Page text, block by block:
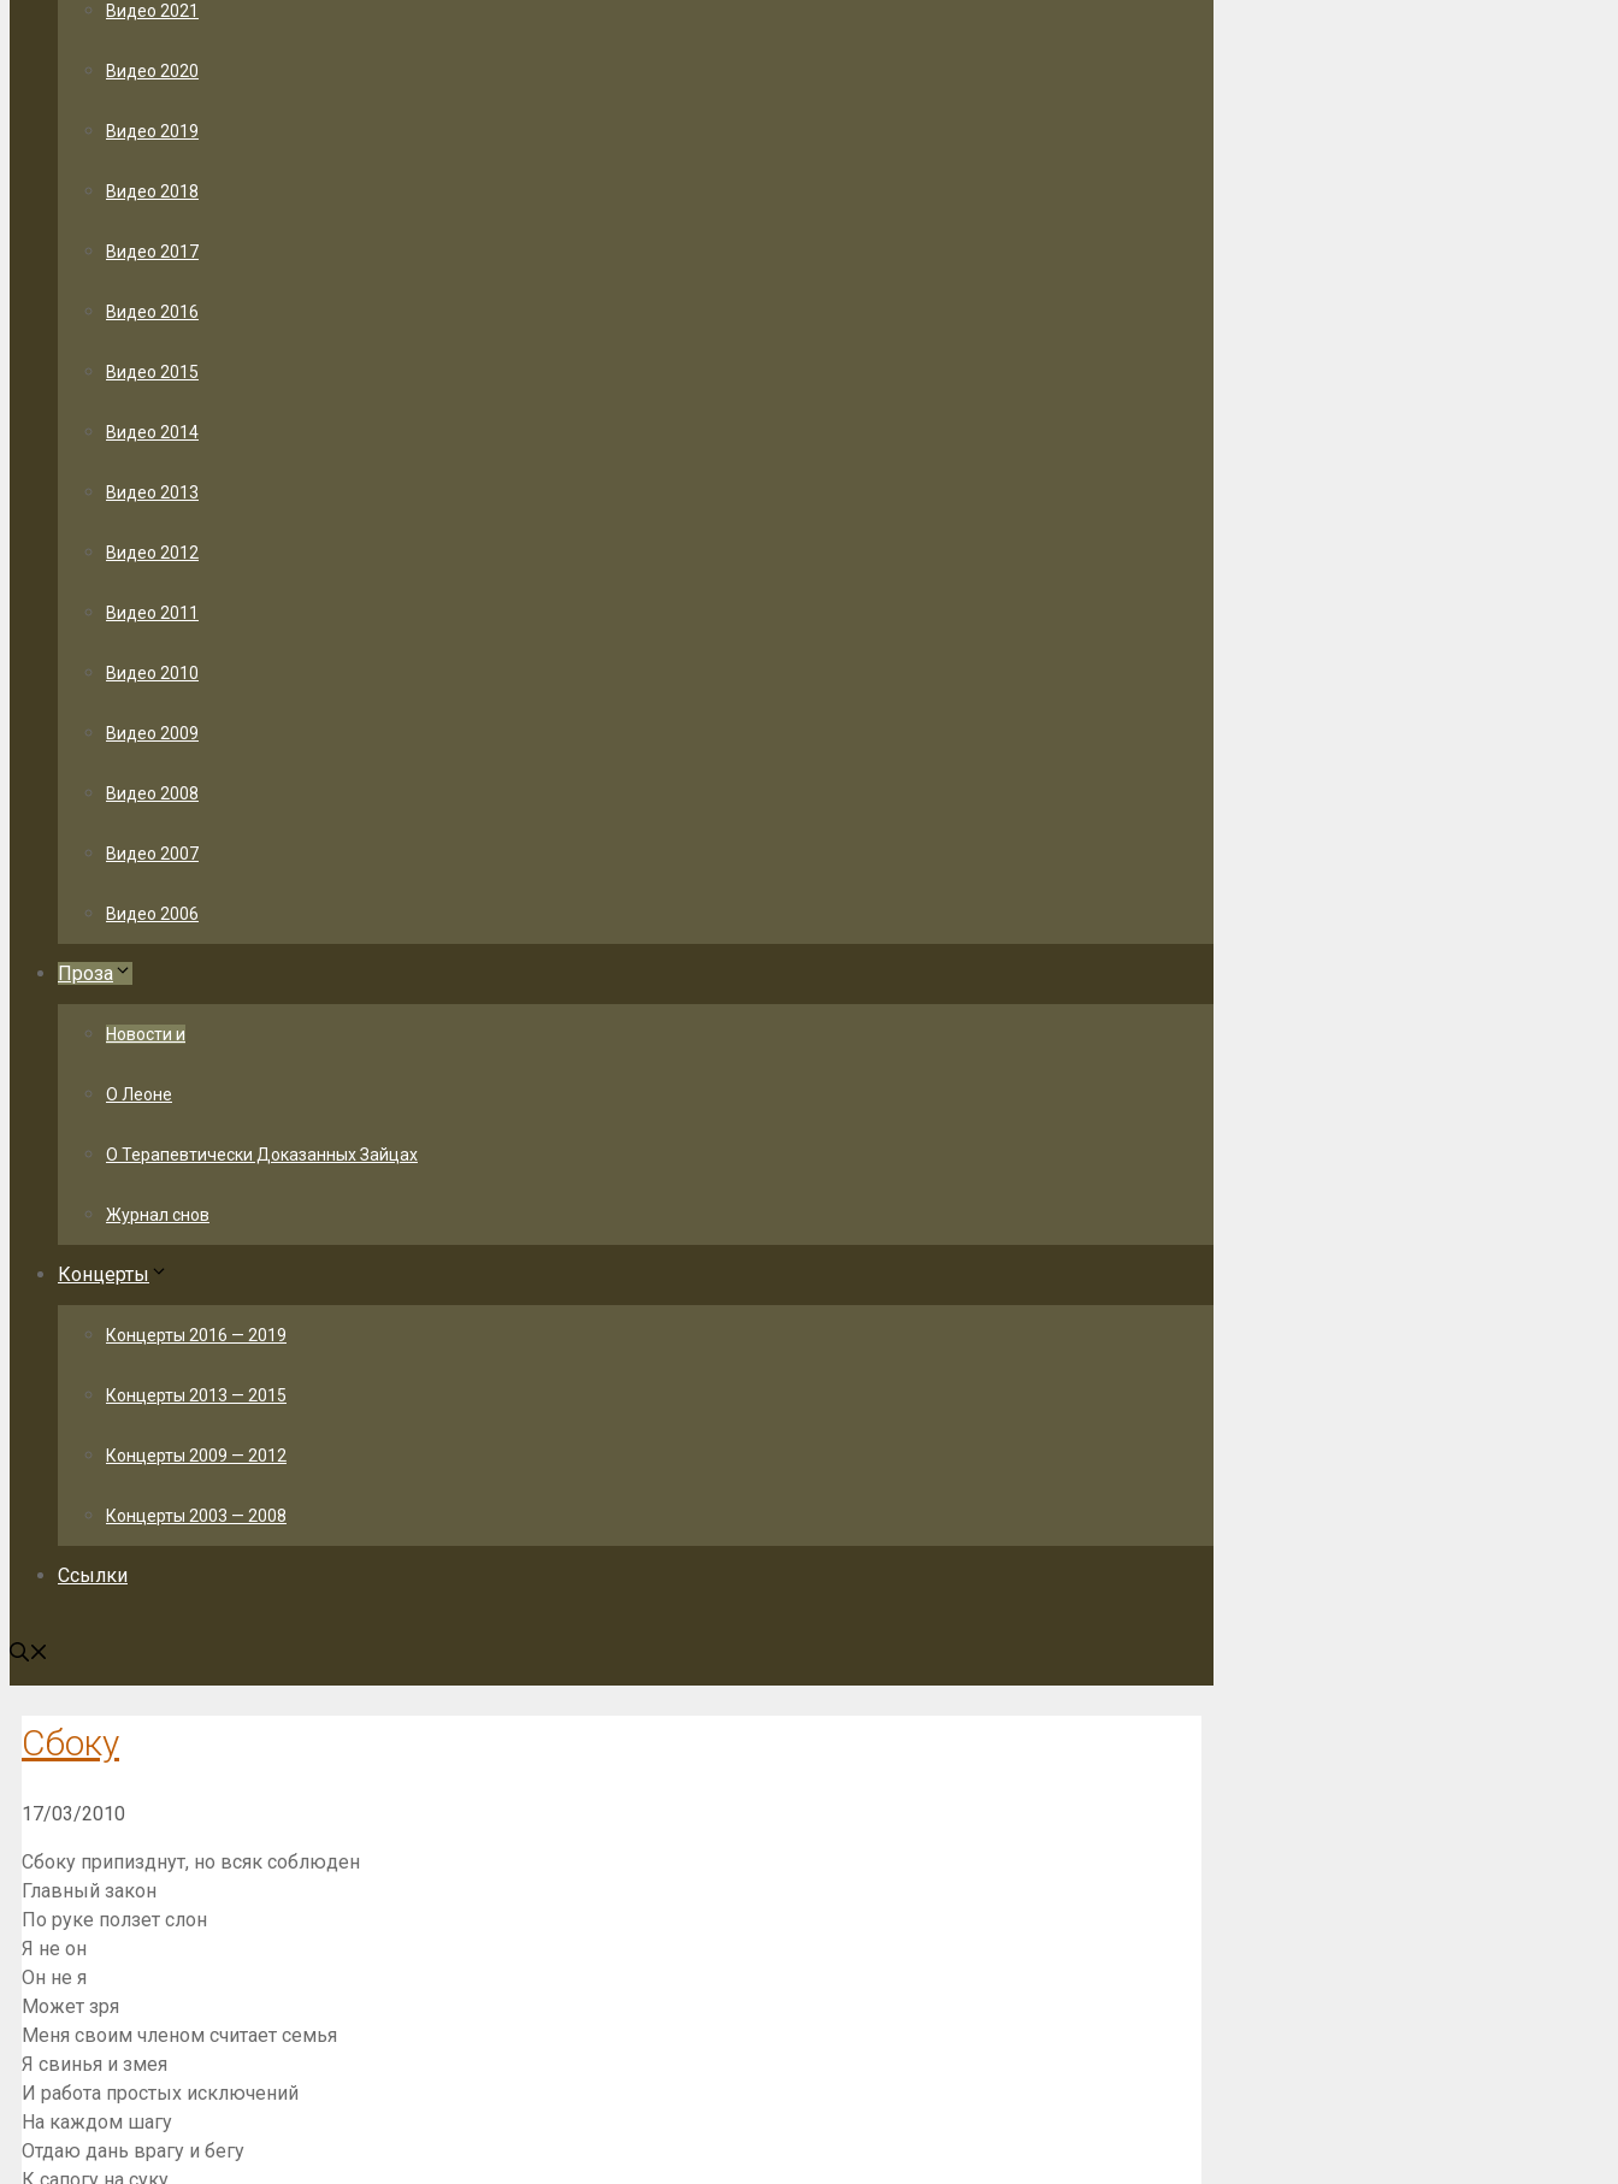
Видео 2021
Видео 2020
Видео 2019
Видео 2018
Видео 2017
Видео 2016
Видео 2015
Видео 2014
Видео 2013
Видео 2012
Видео 2011
Видео 2010
Видео 2009
Видео 2008
Видео 2007
Видео 2006
Проза
Новости и
О Леоне
О Терапевтически Доказанных Зайцах
Журнал снов
Концерты
Концерты 2016 — 2019
Концерты 2013 — 2015
Концерты 2009 — 2012
Концерты 2003 — 2008
Ссылки
Сбоку
17/03/2010
Сбоку припизднут, но всяк соблюден
Главный закон
По руке ползет слон
Я не он
Он не я
Может зря
Меня своим членом считает семья
Я свинья и змея
И работа простых исключений
На каждом шагу
Отдаю дань врагу и бегу